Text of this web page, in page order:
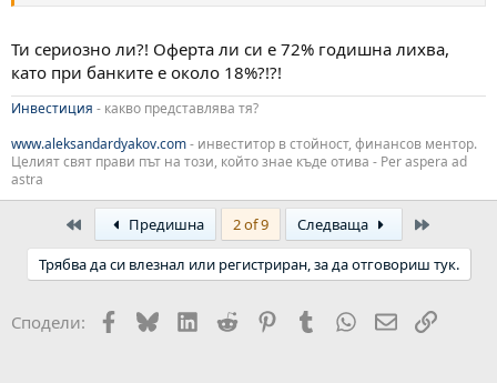
Ти сериозно ли?! Оферта ли си е 72% годишна лихва,
като при банките е около 18%?!?!
Инвестиция - какво представлява тя?
www.aleksandardyakov.com- инвеститор в стойност, финансов ментор.
Целият свят прави път на този, който знае къде отива - Per aspera ad
astra
Предишна 2 of 9 Следваща
Трябва да си влезнал или регистриран, за да отговориш тук.
Сподели: Facebook
BlueskyLinkedIn
Reddit PinterestTumblr WhatsApp
EmailLink